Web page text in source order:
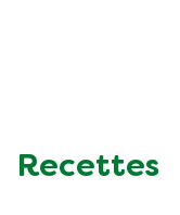
Recettes